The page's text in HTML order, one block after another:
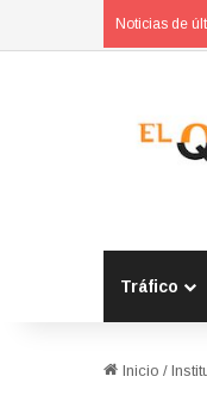
Noticias de
Tráfico
Inicio /